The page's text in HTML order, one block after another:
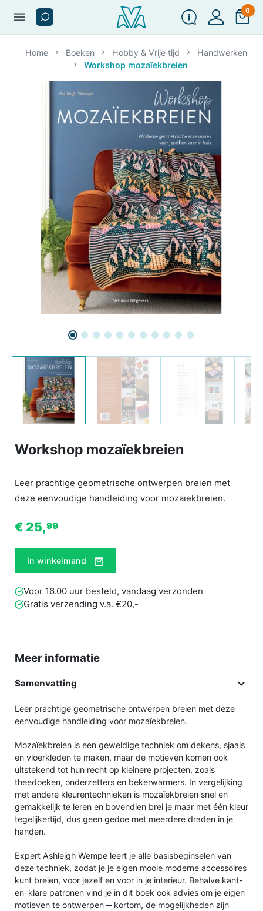
menu 0
Home Boeken Hobby & Vrije tijd
Handwerken
Workshop mozaïekbreien
Workshop mozaïekbreien
Leer prachtige geometrische ontwerpen breien met
deze eenvoudige handleiding voor mozaïekbreien.
€ 25,99
In winkelmand
Voor 16.00 uur besteld, vandaag verzonden
Gratis verzending v.a. €20,-
Meer informatie
Samenvatting 
Leer prachtige geometrische ontwerpen breien met deze
eenvoudige handleiding voor mozaïekbreien.
Mozaïekbreien is een geweldige techniek om dekens, sjaals
en vloerkleden te maken, maar de motieven komen ook
uitstekend tot hun recht op kleinere projecten, zoals
theedoeken, onderzetters en bekerwarmers. In vergelijking
met andere kleurentechnieken is mozaïekbreien snel en
gemakkelijk te leren en bovendien brei je maar met één kleur
tegelijkertijd, dus geen gedoe met meerdere draden in je
handen.
Expert Ashleigh Wempe leert je alle basisbeginselen van
deze techniek, zodat je je eigen mooie moderne accessoires
kunt breien, voor jezelf en voor in je interieur. Behalve kant-
en-klare patronen vind je in dit boek ook advies om je eigen
motieven te ontwerpen ‒ kortom, de mogelijkheden zijn